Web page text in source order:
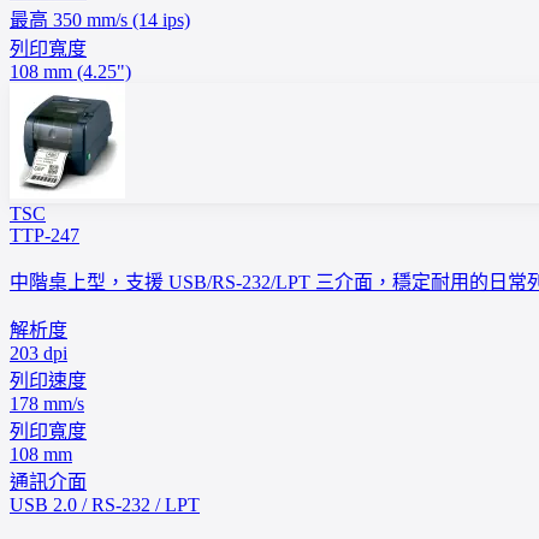
最高 350 mm/s (14 ips)
列印寬度
108 mm (4.25")
TSC
TTP-247
中階桌上型，支援 USB/RS-232/LPT 三介面，穩定耐用的日常
解析度
203 dpi
列印速度
178 mm/s
列印寬度
108 mm
通訊介面
USB 2.0 / RS-232 / LPT